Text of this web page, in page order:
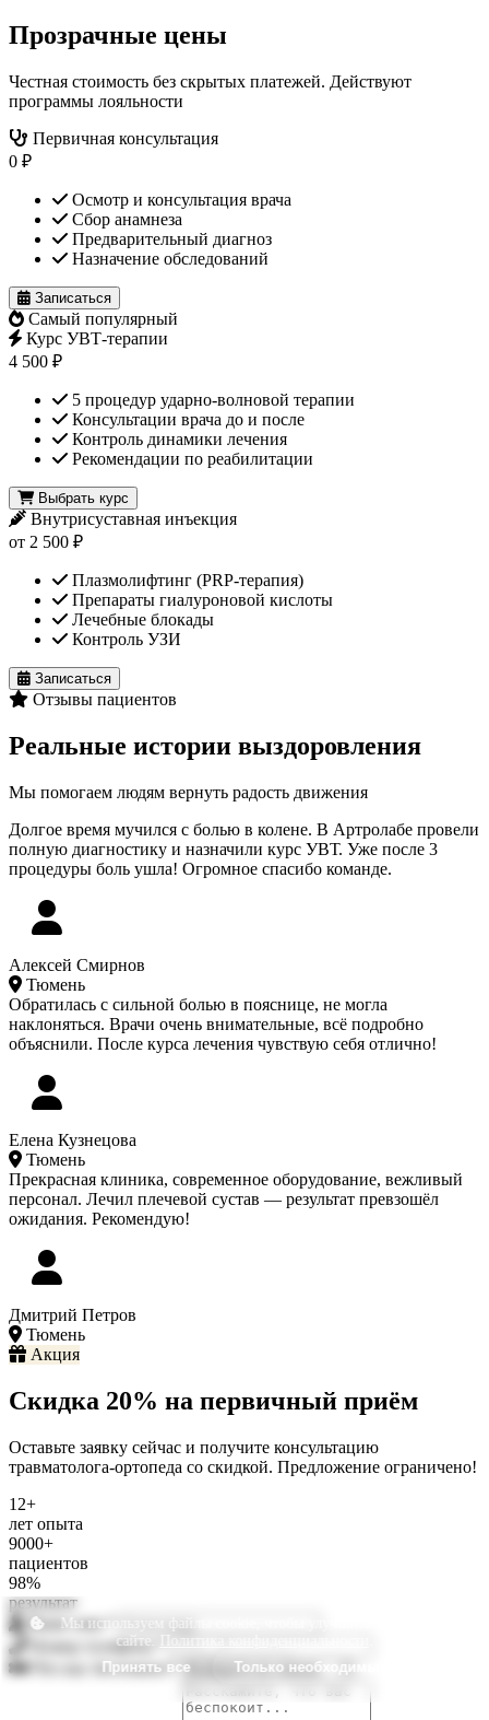
Прозрачные цены
Честная стоимость без скрытых платежей. Действуют
программы лояльности
Первичная консультация
0 ₽
Осмотр и консультация врача
Сбор анамнеза
Предварительный диагноз
Назначение обследований
Записаться
Самый популярный
Курс УВТ-терапии
4 500 ₽
5 процедур ударно-волновой терапии
Консультации врача до и после
Контроль динамики лечения
Рекомендации по реабилитации
Выбрать курс
Внутрисуставная инъекция
от 2 500 ₽
Плазмолифтинг (PRP-терапия)
Препараты гиалуроновой кислоты
Лечебные блокады
Контроль УЗИ
Записаться
Отзывы пациентов
Реальные истории выздоровления
Мы помогаем людям вернуть радость движения
Долгое время мучился с болью в колене. В Артролабе провели
полную диагностику и назначили курс УВТ. Уже после 3
процедуры боль ушла! Огромное спасибо команде.
Алексей Смирнов
Тюмень
Обратилась с сильной болью в пояснице, не могла
наклоняться. Врачи очень внимательные, всё подробно
объяснили. После курса лечения чувствую себя отлично!
Елена Кузнецова
Тюмень
Прекрасная клиника, современное оборудование, вежливый
персонал. Лечил плечевой сустав — результат превзошёл
ожидания. Рекомендую!
Дмитрий Петров
Тюмень
Акция
Скидка 20% на первичный приём
Оставьте заявку сейчас и получите консультацию
травматолога-ортопеда со скидкой. Предложение ограничено!
12+
лет опыта
9000+
пациентов
98%
результат
Ваше имя
Номер телефона
*
Что вас беспокоит?
Мы используем файлы cookie, чтобы улучшить ваш опыт на
сайте.
Политика конфиденциальности
Принять все
Только необходимые